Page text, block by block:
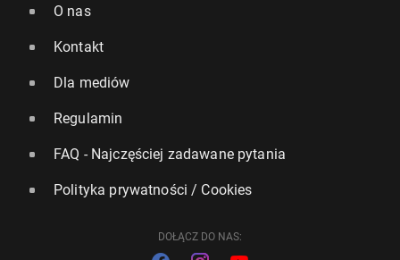
O nas
Kontakt
Dla mediów
Regulamin
FAQ - Najczęściej zadawane pytania
Polityka prywatności / Cookies
DOŁĄCZ DO NAS: